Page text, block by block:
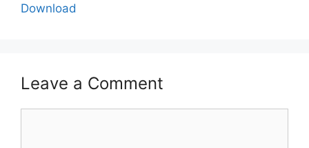
Download
Leave a Comment